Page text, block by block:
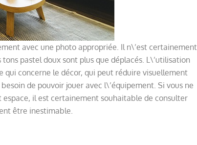
avec une photo appropriée. Il n\’est certainement
pastel doux sont plus que déplacés. L\’utilisation
concerne le décor, qui peut réduire visuellement
de pouvoir jouer avec l\’équipement. Si vous ne
espace, il est certainement souhaitable de consulter
être inestimable.